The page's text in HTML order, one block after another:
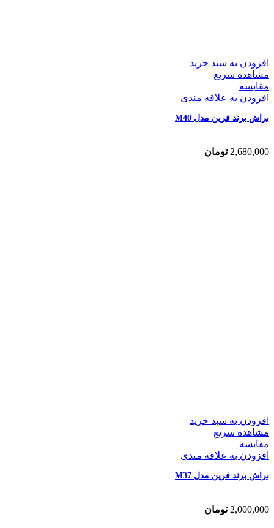
افزودن به سبد خرید
مشاهده سریع
مقایسه
افزودن به علاقه مندی
براش برند فرین مدل M40
2,680,000 تومان
افزودن به سبد خرید
مشاهده سریع
مقایسه
افزودن به علاقه مندی
براش برند فرین مدل M37
2,000,000 تومان